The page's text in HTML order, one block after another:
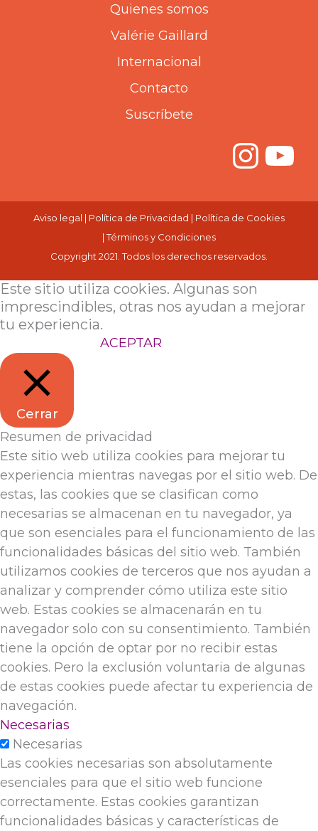
Quienes somos
Valérie Gaillard
Internacional
Contacto
Suscríbete
Aviso legal | Política de Privacidad | Política de Cookies
|Términos y Condiciones
Copyright 2021. Todos los derechos reservados.
Este sitio utiliza cookies. Algunas son
imprescindibles, otras nos ayudan a mejorar
tu experiencia.
ACEPTAR
Cerrar
Resumen de privacidad
Este sitio web utiliza cookies para mejorar tu
experiencia mientras navegas por el sitio web. De
estas, las cookies que se clasifican como
necesarias se almacenan en tu navegador, ya
que son esenciales para el funcionamiento de las
funcionalidades básicas del sitio web. También
utilizamos cookies de terceros que nos ayudan a
analizar y comprender cómo utiliza este sitio
web. Estas cookies se almacenarán en tu
navegador solo con su consentimiento. También
tiene la opción de optar por no recibir estas
cookies. Pero la exclusión voluntaria de algunas
de estas cookies puede afectar tu experiencia de
navegación.
Necesarias
Necesarias
Las cookies necesarias son absolutamente
esenciales para que el sitio web funcione
correctamente. Estas cookies garantizan
funcionalidades básicas y características de